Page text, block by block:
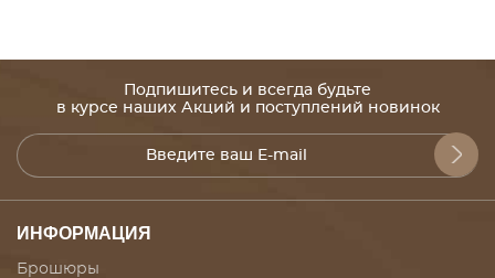
Подпишитесь и всегда будьте
в курсе наших Акций и поступлений новинок
ИНФОРМАЦИЯ
Брошюры